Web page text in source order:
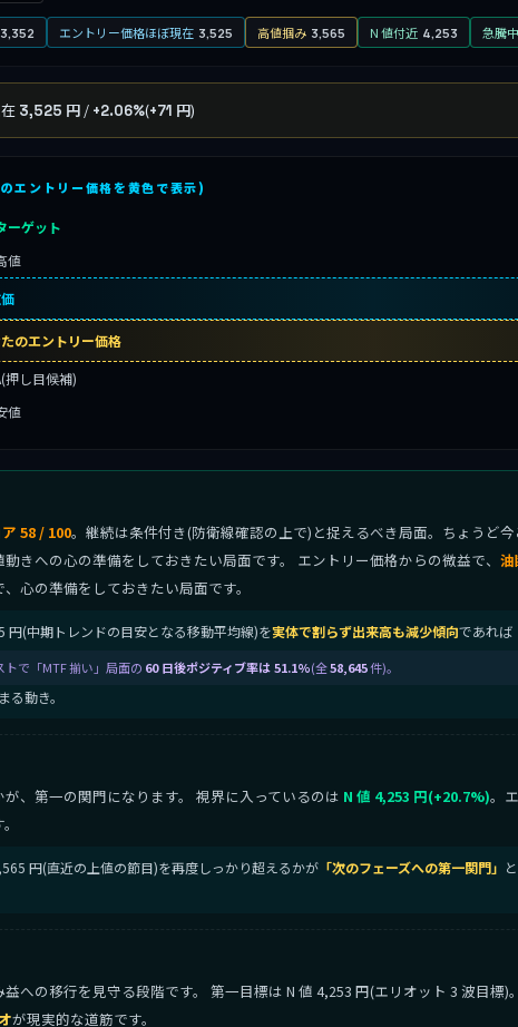
3,352 エントリー価格ほぼ現在 3,525 高値掴み 3,565 N 値付近 4,253 急騰中
3,525 円 / +2.06%(+71 円)
エントリー価格を黄色で表示)
ーゲット
値
のエントリー価格
押し目候補)
値
58 / 100。継続は条件付き(防衛線確認の上で)と捉えるべき局面。ちょうど
きへの心の準備をしておきたい局面です。 エントリー価格からの微益で、
心の準備をしておきたい局面です。
円(中期トレンドの目安となる移動平均線)を実体で割らず出来高も減少傾向であれば
トで「MTF 揃い」局面の 60 日後ポジティブ率は 51.1%(全58,645件)。
動き。
、第一の関門になります。 視界に入っているのは N 値 4,253 円(+20.7%)。
円(直近の上値の節目)を再度しっかり超えるかが 「次のフェーズへの第一関門」
への移行を見守る段階です。 第一目標は N 値 4,253 円(エリオット 3 波目標)
が現実的な道筋です。